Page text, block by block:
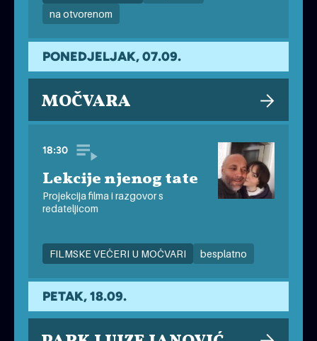
na otvorenom
PONEDJELJAK, 07.09.
MOČVARA
18:30
Lekcije njenog tate
Projekcija filma i razgovor s
redateljicom
FILMSKE VEČERI U MOČVARI besplatno
PETAK, 18.09.